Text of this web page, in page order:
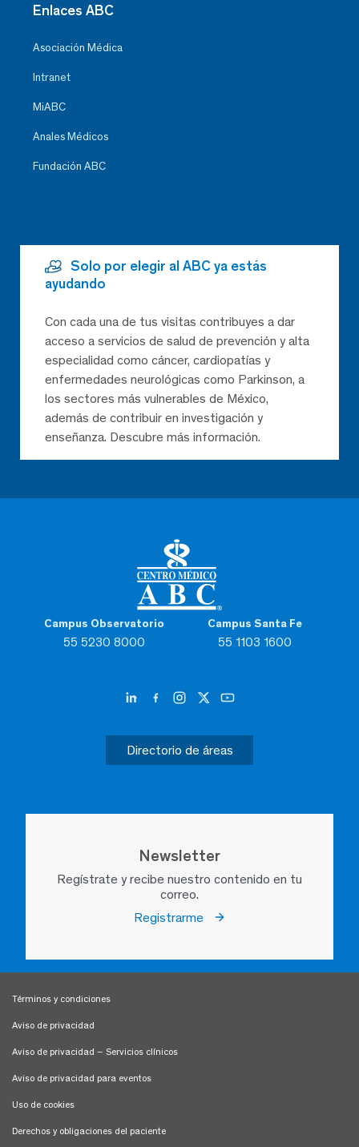
Campus Observatorio
55 5230 8000
Campus Santa Fe
55 1103 1600
Directorio de áreas
Newsletter
Regístrate y recibe nuestro contenido en tu
correo.
Registrarme
Enlaces ABC
Asociación Médica
Intranet
MiABC
Anales Médicos
Fundación ABC
Solo por elegir al ABC ya estás
ayudando
Con cada una de tus visitas contribuyes a dar
acceso a servicios de salud de prevención y alta
especialidad como cáncer, cardiopatías y
enfermedades neurológicas como Parkinson, a
los sectores más vulnerables de México,
además de contribuir en investigación y
enseñanza. Descubre más información.
Términos y condiciones
Aviso de privacidad
Aviso de privacidad – Servicios clínicos
Aviso de privacidad para eventos
Uso de cookies
Derechos y obligaciones del paciente